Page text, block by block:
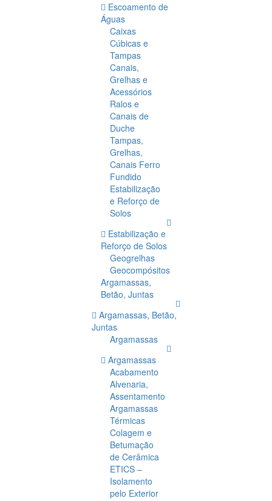
Escoamento de
Águas
Caixas
Cúbicas e
Tampas
Canais,
Grelhas e
Acessórios
Ralos e
Canais de
Duche
Tampas,
Grelhas,
Canais Ferro
Fundido
Estabilização
e Reforço de
Solos
Estabilização e
Reforço de Solos
Geogrelhas
Geocompósitos
Argamassas,
Betão, Juntas
Argamassas, Betão,
Juntas
Argamassas
Argamassas
Acabamento
Alvenaria,
Assentamento
Argamassas
Térmicas
Colagem e
Betumação
de Cerâmica
ETICS –
Isolamento
pelo Exterior